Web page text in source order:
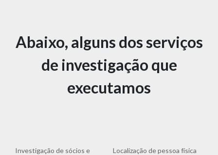
Abaixo, alguns dos serviços
de investigação que
executamos
Investigação de sócios e
Localização de pessoa física